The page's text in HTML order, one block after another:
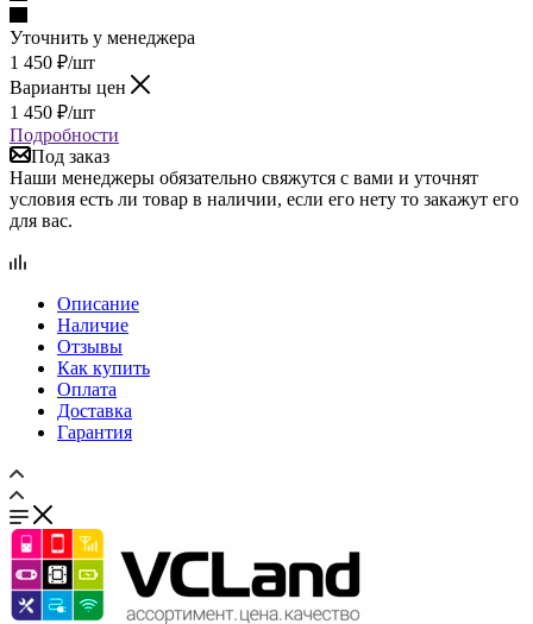
Уточнить у менеджера
1 450 ₽/шт
Варианты цен
1 450 ₽/шт
Подробности
Под заказ
Наши менеджеры обязательно свяжутся с вами и уточнят
условия есть ли товар в наличии, если его нету то закажут его
для вас.
Описание
Наличие
Отзывы
Как купить
Оплата
Доставка
Гарантия